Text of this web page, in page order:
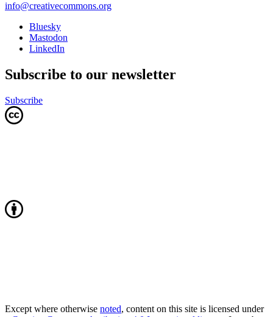
info@creativecommons.org
Bluesky
Mastodon
LinkedIn
Subscribe to our newsletter
Subscribe
Except where otherwise noted, content on this site is licensed under